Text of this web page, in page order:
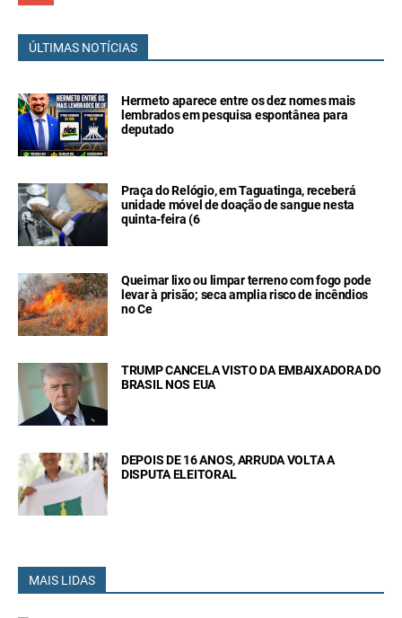
ÚLTIMAS NOTÍCIAS
Hermeto aparece entre os dez nomes mais
lembrados em pesquisa espontânea para
deputado
Praça do Relógio, em Taguatinga, receberá
unidade móvel de doação de sangue nesta
quinta-feira (6
Queimar lixo ou limpar terreno com fogo pode
levar à prisão; seca amplia risco de incêndios
no Ce
TRUMP CANCELA VISTO DA EMBAIXADORA DO
BRASIL NOS EUA
DEPOIS DE 16 ANOS, ARRUDA VOLTA A
DISPUTA ELEITORAL
MAIS LIDAS